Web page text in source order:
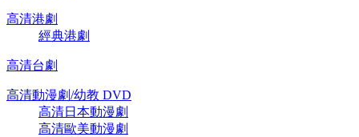
高清港劇
經典港劇
高清台劇
高清動漫劇/幼教 DVD
高清日本動漫劇
高清歐美動漫劇